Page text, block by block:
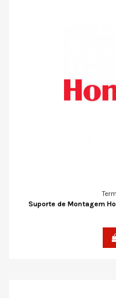
Suporte de Montagem